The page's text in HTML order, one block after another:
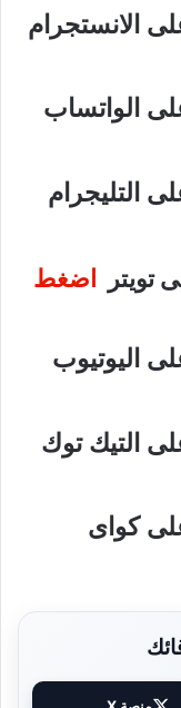
الانستجرام
الواتساب
التليجرام
تويتر
اضغط
اليوتيوب
التيك توك
كواى